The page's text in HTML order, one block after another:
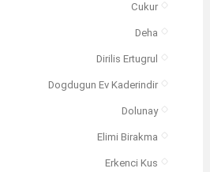
Cukur
Deha
Dirilis Ertugrul
Dogdugun Ev Kaderindir
Dolunay
Elimi Birakma
Erkenci Kus